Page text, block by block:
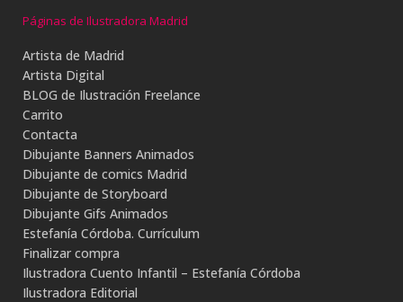
Páginas de Ilustradora Madrid
Artista de Madrid
Artista Digital
BLOG de Ilustración Freelance
Carrito
Contacta
Dibujante Banners Animados
Dibujante de comics Madrid
Dibujante de Storyboard
Dibujante Gifs Animados
Estefanía Córdoba. Currículum
Finalizar compra
Ilustradora Cuento Infantil – Estefanía Córdoba
Ilustradora Editorial